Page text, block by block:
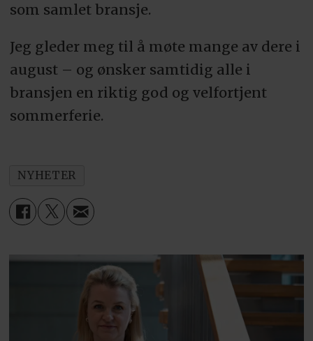
som samlet bransje.
Jeg gleder meg til å møte mange av dere i
august – og ønsker samtidig alle i
bransjen en riktig god og velfortjent
sommerferie.
NYHETER